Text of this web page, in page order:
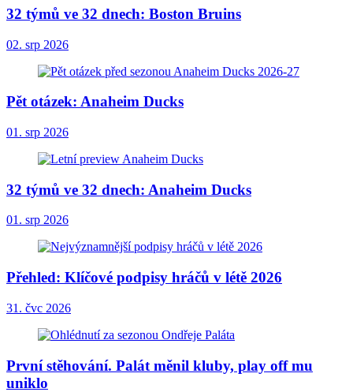
32 týmů ve 32 dnech: Boston Bruins
02. srp 2026
Pět otázek: Anaheim Ducks
01. srp 2026
32 týmů ve 32 dnech: Anaheim Ducks
01. srp 2026
Přehled: Klíčové podpisy hráčů v létě 2026
31. čvc 2026
První stěhování. Palát měnil kluby, play off mu
uniklo